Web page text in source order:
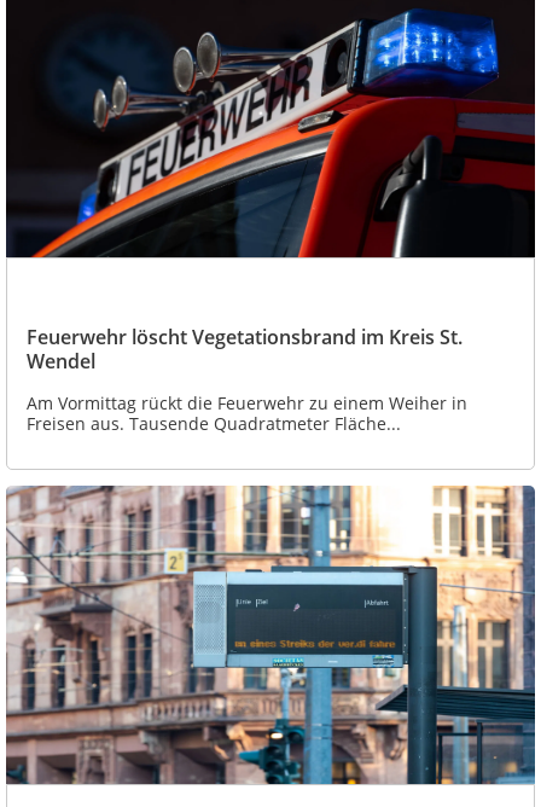
Feuerwehr löscht Vegetationsbrand im Kreis St.
Wendel
Am Vormittag rückt die Feuerwehr zu einem Weiher in
Freisen aus. Tausende Quadratmeter Fläche...